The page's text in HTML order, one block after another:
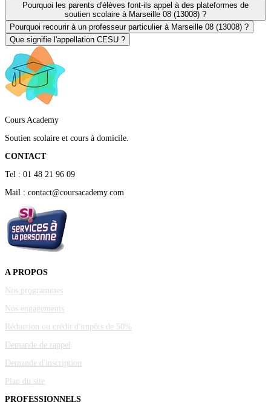
Pourquoi les parents d'élèves font-ils appel à des plateformes de
soutien scolaire à Marseille 08 (13008) ?
Pourquoi recourir à un professeur particulier à Marseille 08 (13008) ?
Que signifie l'appellation CESU ?
Cours Academy
Soutien scolaire et cours à domicile.
CONTACT
Tel : 01 48 21 96 09
Mail : contact@coursacademy.com
A PROPOS
Nos programmes
Nos engagements
Réduction ou crédit d'impôts de 50%
Demande de rappel
Demande d'inscription
Plan du site
PROFESSIONNELS